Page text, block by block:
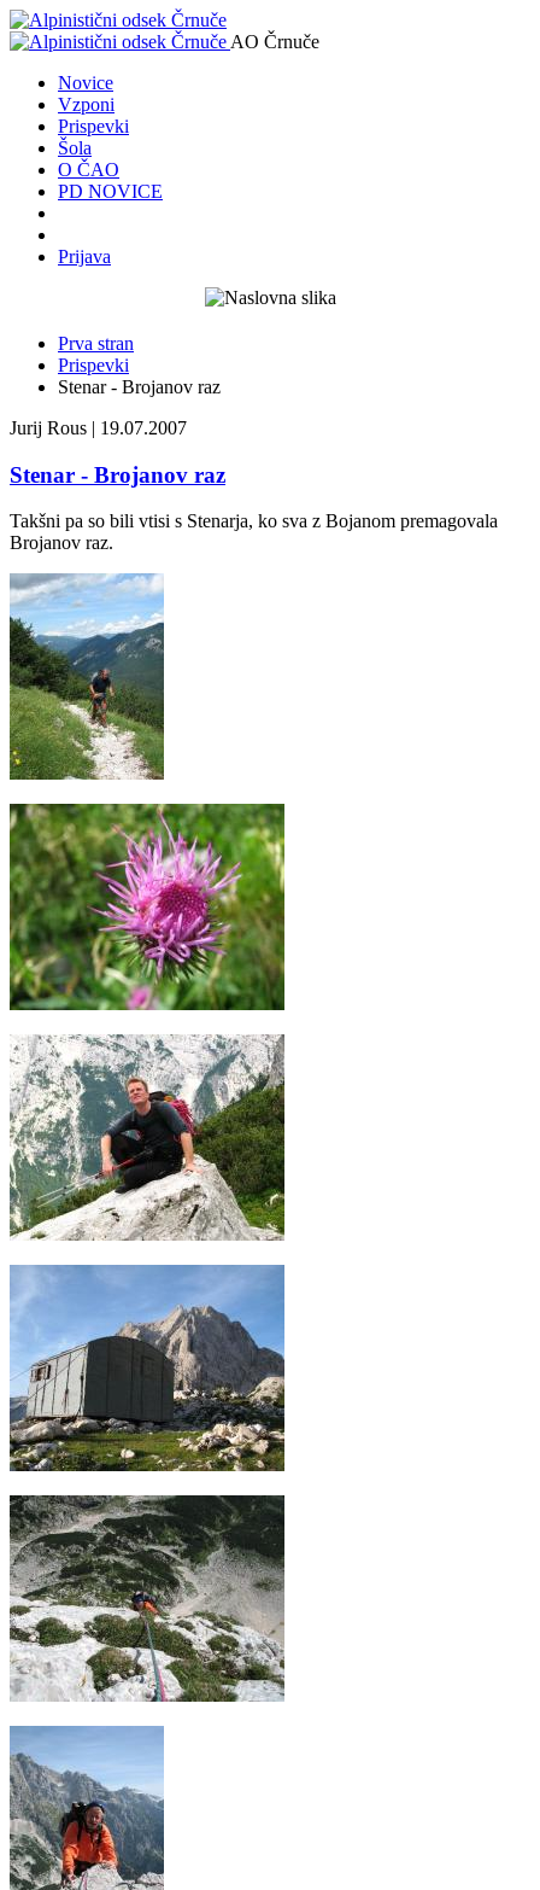
AO Črnuče
Novice
Vzponi
Prispevki
Šola
O ČAO
PD NOVICE
Prijava
Prva stran
Prispevki
Stenar - Brojanov raz
Jurij Rous | 19.07.2007
Stenar - Brojanov raz
Takšni pa so bili vtisi s Stenarja, ko sva z Bojanom premagovala
Brojanov raz.